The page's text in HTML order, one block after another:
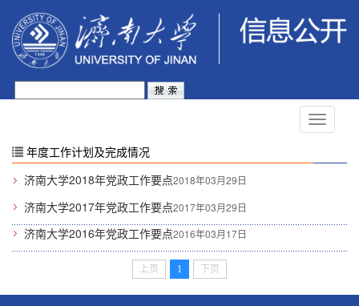
年度工作计划及完成情况
济南大学2018年党政工作要点2018年03月29日
济南大学2017年党政工作要点2017年03月29日
济南大学2016年党政工作要点2016年03月17日
上页 1 下页